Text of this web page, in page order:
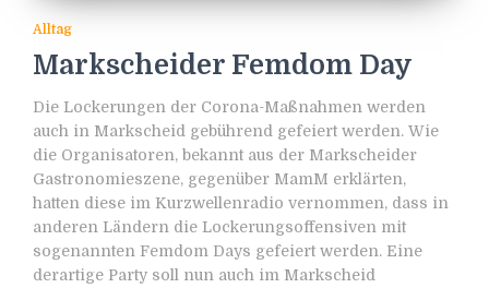
Alltag
Markscheider Femdom Day
Die Lockerungen der Corona-Maßnahmen werden
auch in Markscheid gebührend gefeiert werden. Wie
die Organisatoren, bekannt aus der Markscheider
Gastronomieszene, gegenüber MamM erklärten,
hatten diese im Kurzwellenradio vernommen, dass in
anderen Ländern die Lockerungsoffensiven mit
sogenannten Femdom Days gefeiert werden. Eine
derartige Party soll nun auch im Markscheid